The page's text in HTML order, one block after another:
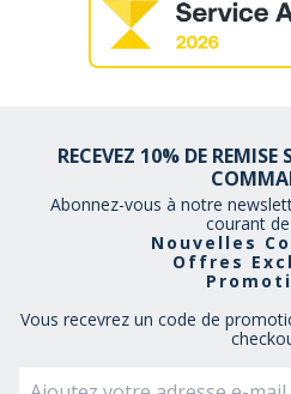
RECEVEZ 10% DE REMISE
Abonnez-vous à notre
courant
Nouvelles
Offres
Vous recevrez un code de